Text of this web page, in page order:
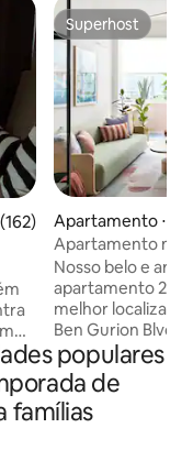
uma avaliação média de
Superhost
Superhost
Apartamento ⋅
Apartamento
Ben Gurion Blvd
Nosso belo e
apartamento 2BR
melhor
Ben Gurion Blvd.
a pé da famosa
redor do
Ben Yehuda St.,
restaurantes,
populares
de
famílias